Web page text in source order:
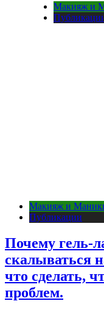
Макияж и
Макияж и
Публикации
Почему гель-
скалываться
что сделать,
проблем.